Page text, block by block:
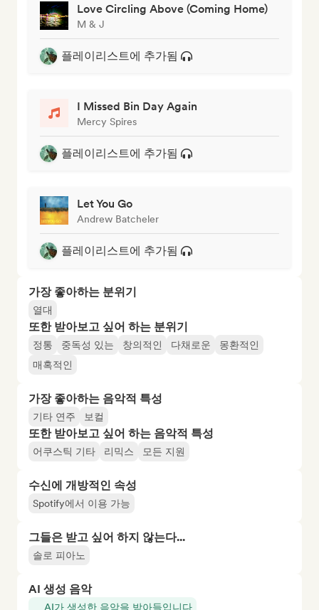
Love Circling Above (Coming Home)
M & J
플레이리스트에 추가됨
I Missed Bin Day Again
Mercy Spires
플레이리스트에 추가됨
Let You Go
Andrew Batcheler
플레이리스트에 추가됨
가장 좋아하는 분위기
열대
또한 받아보고 싶어 하는 분위기
정통 중독성 있는 창의적인 다채로운
몽환적인
매혹적인
가장 좋아하는 음악적 특성
기타 연주 보컬
또한 받아보고 싶어 하는 음악적 특성
어쿠스틱 기타 리믹스 모든 지원
수신에 개방적인 속성
Spotify에서 이용 가능
그들은 받고 싶어 하지 않는다...
솔로 피아노
AI 생성 음악
AI가 생성한 음악을 받아들입니다